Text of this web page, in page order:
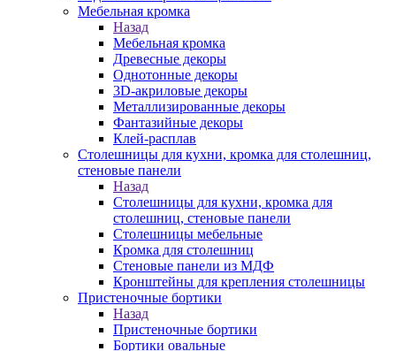
Мебельная кромка
Назад
Мебельная кромка
Древесные декоры
Однотонные декоры
3D-акриловые декоры
Металлизированные декоры
Фантазийные декоры
Клей-расплав
Столешницы для кухни, кромка для столешниц,
стеновые панели
Назад
Столешницы для кухни, кромка для
столешниц, стеновые панели
Столешницы мебельные
Кромка для столешниц
Стеновые панели из МДФ
Кронштейны для крепления столешницы
Пристеночные бортики
Назад
Пристеночные бортики
Бортики овальные